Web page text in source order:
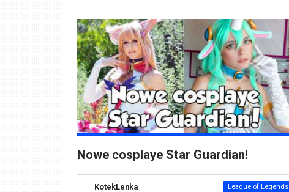
Nowe cosplaye Star Guardian!
KotekLenka League of Legends